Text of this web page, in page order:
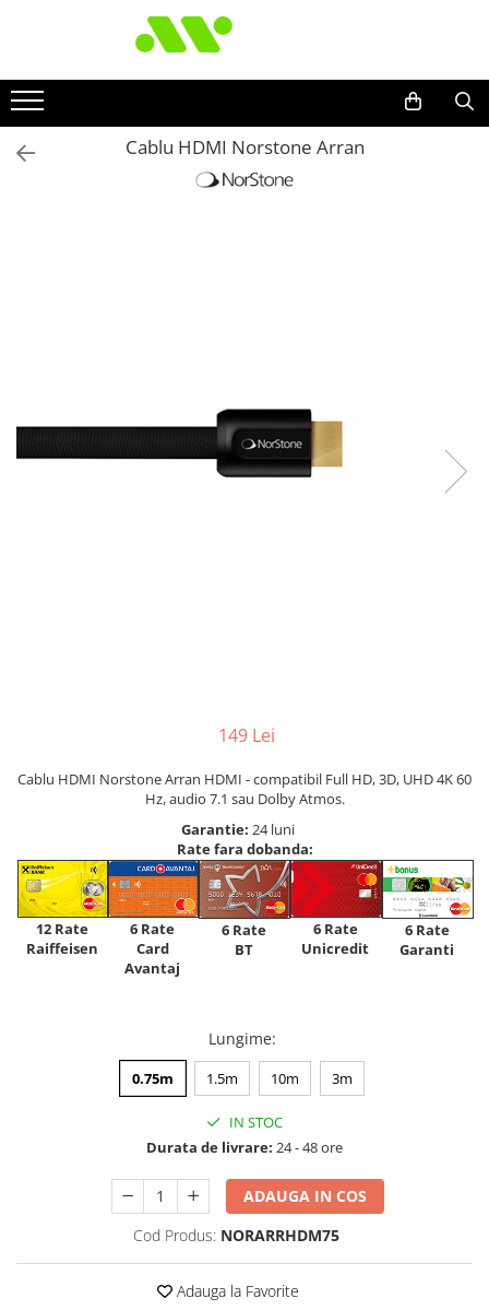
Cablu HDMI Norstone Arran
149 Lei
Cablu HDMI Norstone Arran HDMI - compatibil Full HD, 3D, UHD 4K 60
Hz, audio 7.1 sau Dolby Atmos.
Garantie: 24 luni
Rate fara dobanda:
12 Rate
Raiffeisen
6 Rate
Card
Avantaj
6 Rate
BT
6 Rate
Unicredit
6 Rate
Garanti
Lungime:
0.75m 1.5m 10m 3m
IN STOC
Durata de livrare: 24 - 48 ore
ADAUGA IN COS
Cod Produs: NORARRHDM75
Adauga la Favorite